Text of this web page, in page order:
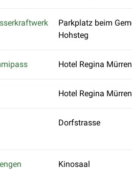
Parkplatz beim
Hohsteg
Hotel Regina Mürren
Hotel Regina Mürren
Dorfstrasse
Kinosaal